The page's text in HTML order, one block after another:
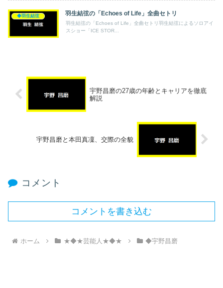
◆羽生結弦 羽生結弦の「Echoes of Life」全曲セトリ
羽生結弦の「Echoes of Life」全曲セトリ羽生結弦によるソロアイ
スショー「ICE STOR...
宇野昌磨の27歳の年齢とキャリアを徹底
解説
宇野昌磨と本田真凜、交際の全貌
コメント
コメントを書き込む
ホーム ★◆★芸能人★◆★ ◆宇野昌磨